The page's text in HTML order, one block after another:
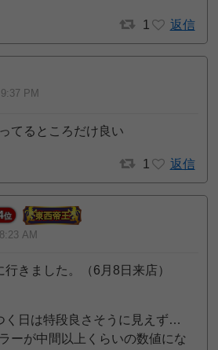
1 返信
PM
てるところだけ良い
1 返信
位
AM
きました。（6月8日来店）
く日は特段良さそうに見えず…
ーが中間以上くらいの数値にな